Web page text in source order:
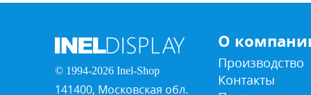
© 1994-2026 Inel-Shop
141400, Московская обл.
О
Производство
Контакты